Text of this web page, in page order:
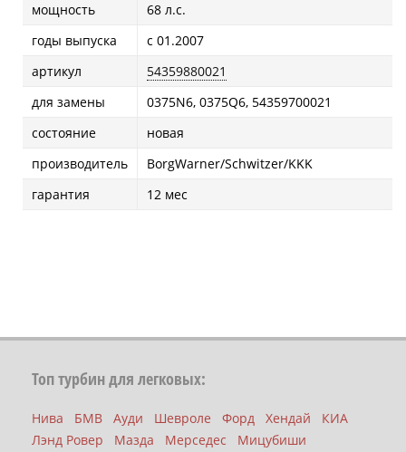
мощность
68 л.с.
годы выпуска
с 01.2007
артикул
54359880021
для замены
0375N6, 0375Q6, 54359700021
состояние
новая
производитель
BorgWarner/Schwitzer/KKK
гарантия
12 мес
Топ турбин для легковых:
Нива БМВ Ауди Шевроле Форд Хендай
КИА
Лэнд Ровер
Мазда Мерседес
Мицубиши